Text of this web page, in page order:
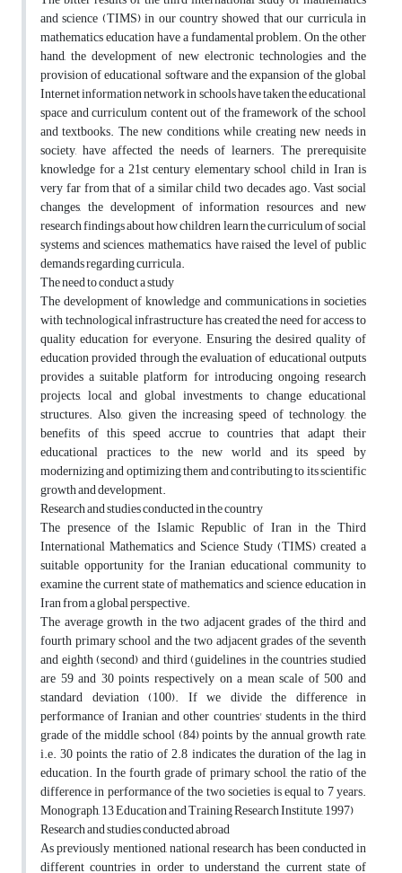
and science (TIMS) in our country showed that our curricula in
mathematics education have a fundamental problem. On the other
hand, the development of new electronic technologies and the
provision of educational software and the expansion of the global
Internet information network in schools have taken the educational
space and curriculum content out of the framework of the school
and textbooks. The new conditions, while creating new needs in
society, have affected the needs of learners. The prerequisite
knowledge for a 21st century elementary school child in Iran is
very far from that of a similar child two decades ago. Vast social
changes, the development of information resources and new
research findings about how children learn the curriculum of social
systems and sciences, mathematics, have raised the level of public
demands regarding curricula.
The need to conduct a study
The development of knowledge and communications in societies
with technological infrastructure has created the need for access to
quality education for everyone. Ensuring the desired quality of
education provided through the evaluation of educational outputs
provides a suitable platform for introducing ongoing research
projects, local and global investments to change educational
structures. Also, given the increasing speed of technology, the
benefits of this speed accrue to countries that adapt their
educational practices to the new world and its speed by
modernizing and optimizing them and contributing to its scientific
growth and development.
Research and studies conducted in the country
The presence of the Islamic Republic of Iran in the Third
International Mathematics and Science Study (TIMS) created a
suitable opportunity for the Iranian educational community to
examine the current state of mathematics and science education in
Iran from a global perspective.
The average growth in the two adjacent grades of the third and
fourth primary school and the two adjacent grades of the seventh
and eighth (second) and third (guidelines in the countries studied
are 59 and 30 points respectively on a mean scale of 500 and
standard deviation (100). If we divide the difference in
performance of Iranian and other countries' students in the third
grade of the middle school (84) points by the annual growth rate,
i.e. 30 points, the ratio of 2.8 indicates the duration of the lag in
education. In the fourth grade of primary school, the ratio of the
difference in performance of the two societies is equal to 7 years.
Monograph, 13 Education and Training Research Institute, 1997)
Research and studies conducted abroad
As previously mentioned, national research has been conducted in
different countries in order to understand the current state of